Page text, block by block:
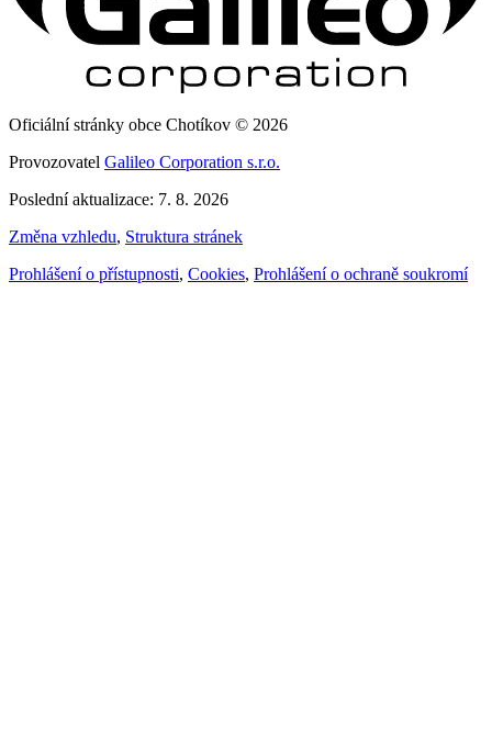
Oficiální stránky obce Chotíkov © 2026
Provozovatel Galileo Corporation s.r.o.
Poslední aktualizace: 7. 8. 2026
Změna vzhledu, Struktura stránek
Prohlášení o přístupnosti, Cookies, Prohlášení o ochraně soukromí